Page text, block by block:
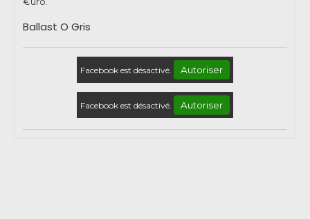
Ballast O Gris
Facebook est désactivé. Autoriser
Facebook est désactivé. Autoriser